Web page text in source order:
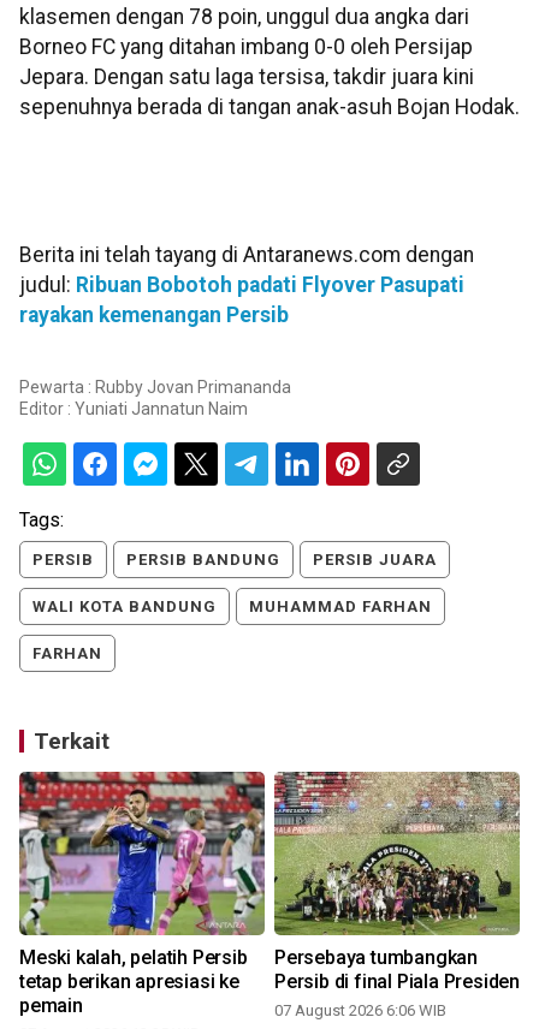
klasemen dengan 78 poin, unggul dua angka dari
Borneo FC yang ditahan imbang 0-0 oleh Persijap
Jepara. Dengan satu laga tersisa, takdir juara kini
sepenuhnya berada di tangan anak-asuh Bojan Hodak.
Berita ini telah tayang di Antaranews.com dengan
judul: Ribuan Bobotoh padati Flyover Pasupati
rayakan kemenangan Persib
Pewarta : Rubby Jovan Primananda
Editor : Yuniati Jannatun Naim
Tags:
PERSIB PERSIB BANDUNG PERSIB JUARA
WALI KOTA BANDUNG MUHAMMAD FARHAN
FARHAN
Terkait
Meski kalah, pelatih Persib
tetap berikan apresiasi ke
pemain
Persebaya tumbangkan
Persib di final Piala Presiden
07 August 2026 6:06 WIB